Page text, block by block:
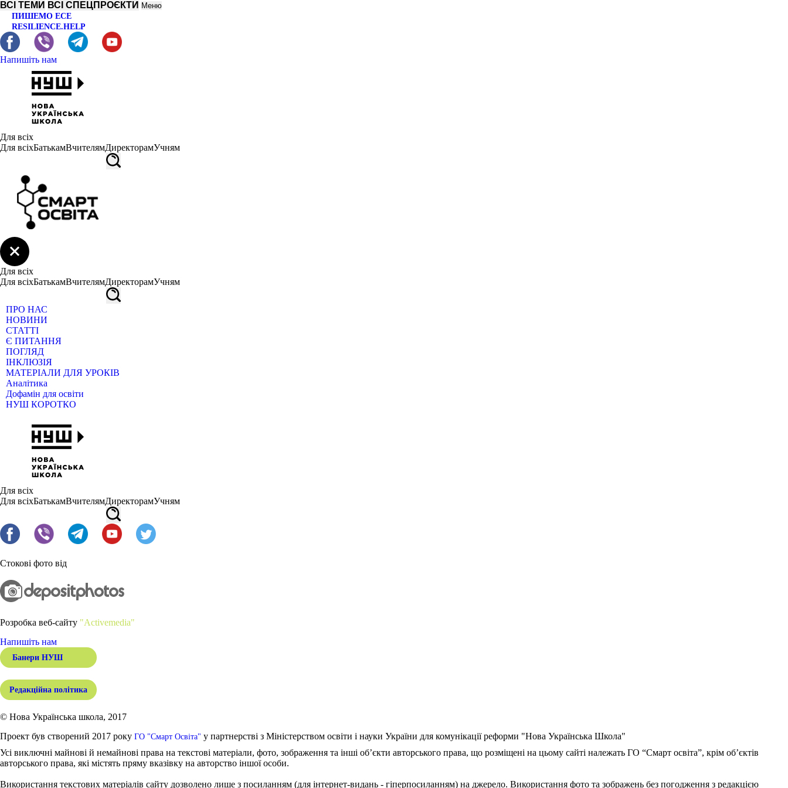
ВСІ ТЕМИ ВСІ СПЕЦПРОЄКТИ Меню
ПИШЕМО ЕСЕ
RESILIENCE.HELP
Напишіть нам
Для всіх
Для всіхБатькамВчителямДиректорамУчням
Для всіх
Для всіхБатькамВчителямДиректорамУчням
ПРО НАС
НОВИНИ
СТАТТІ
Є ПИТАННЯ
ПОГЛЯД
ІНКЛЮЗІЯ
МАТЕРІАЛИ ДЛЯ УРОКІВ
Аналітика
Дофамін для освіти
НУШ КОРОТКО
Для всіх
Для всіхБатькамВчителямДиректорамУчням
Стокові фото від
Розробка веб-сайту "Activemedia"
Напишіть нам
Банери НУШ
Редакційна політика
© Нова Українська школа, 2017
Проект був створений 2017 року ГО "Смарт Освіта" у партнерстві з Міністерством освіти і науки України для комунікації реформи "Нова Українська Школа"
Усі виключні майнові й немайнові права на текстові матеріали, фото, зображення та інші об’єкти авторського права, що розміщені на цьому сайті належать ГО “Смарт освіта”, крім об’єктів
авторського права, які містять пряму вказівку на авторство іншої особи.
Використання текстових матеріалів сайту дозволено лише з посиланням (для інтернет-видань - гіперпосиланням) на джерело. Використання фото та зображень без погодження з редакцією